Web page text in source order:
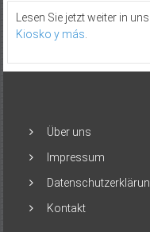
Lesen Sie jetzt weiter in
Kiosko y más.
Über uns
Impressum
Kontakt